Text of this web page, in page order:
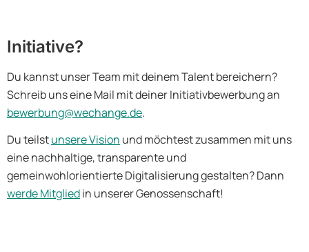
Initiative?
Du kannst unser Team mit deinem Talent bereichern?
Schreib uns eine Mail mit deiner Initiativbewerbung an
bewerbung@wechange.de.
Du teilstunsere Vision und möchtest zusammen mit uns
eine nachhaltige, transparente und
gemeinwohlorientierte Digitalisierung gestalten? Dann
werde Mitgliedin unserer Genossenschaft!